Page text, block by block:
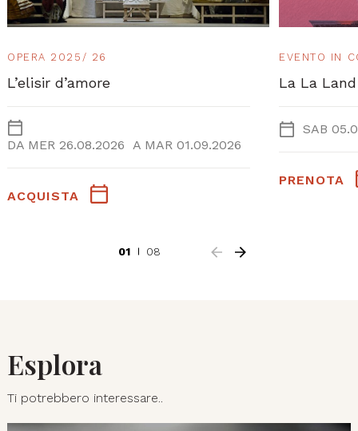
OPERA 2025/ 26
L’elisir d’amore
DA MER 26.08.2026 A MAR 01.09.2026
ACQUISTA
EVENTO IN
La La
SAB
PRENOTA
01 08
Esplora
Ti potrebbero interessare..